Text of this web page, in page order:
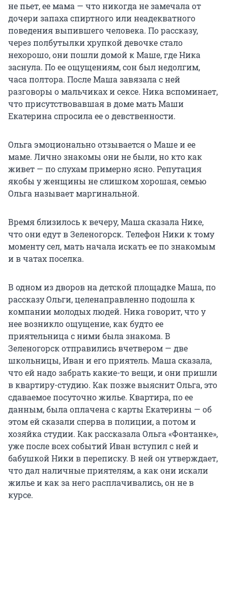
не пьет, ее мама — что никогда не замечала от
дочери запаха спиртного или неадекватного
поведения выпившего человека. По рассказу,
через полбутылки хрупкой девочке стало
нехорошо, они пошли домой к Маше, где Ника
заснула. По ее ощущениям, сон был недолгим,
часа полтора. После Маша завязала с ней
разговоры о мальчиках и сексе. Ника вспоминает,
что присутствовавшая в доме мать Маши
Екатерина спросила ее о девственности.
Ольга эмоционально отзывается о Маше и ее
маме. Лично знакомы они не были, но кто как
живет — по слухам примерно ясно. Репутация
якобы у женщины не слишком хорошая, семью
Ольга называет маргинальной.
Время близилось к вечеру, Маша сказала Нике,
что они едут в Зеленогорск. Телефон Ники к тому
моменту сел, мать начала искать ее по знакомым
и в чатах поселка.
В одном из дворов на детской площадке Маша, по
рассказу Ольги, целенаправленно подошла к
компании молодых людей. Ника говорит, что у
нее возникло ощущение, как будто ее
приятельница с ними была знакома. В
Зеленогорск отправились вчетвером — две
школьницы, Иван и его приятель. Маша сказала,
что ей надо забрать какие-то вещи, и они пришли
в квартиру-студию. Как позже выяснит Ольга, это
сдаваемое посуточно жилье. Квартира, по ее
данным, была оплачена с карты Екатерины — об
этом ей сказали сперва в полиции, а потом и
хозяйка студии. Как рассказала Ольга «Фонтанке»,
уже после всех событий Иван вступил с ней и
бабушкой Ники в переписку. В ней он утверждает,
что дал наличные приятелям, а как они искали
жилье и как за него расплачивались, он не в
курсе.